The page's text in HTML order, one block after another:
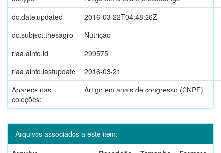
dc.date.updated
2016-03-22T04:48:26Z
dc.subject.thesagro
Nutrição
riaa.ainfo.id
299575
riaa.ainfo.lastupdate
2016-03-21
Aparece nas
coleções:
Artigo em anais de congresso (CNPF)
Arquivos associados a este item: